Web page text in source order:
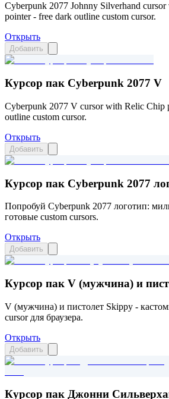
Cyberpunk 2077 Johnny Silverhand
pointer - free dark outline custom cursor.
Открыть
Добавить
Курсор пак Cyberpunk 2077 V
Cyberpunk 2077 V cursor with Relic Chip
outline custom cursor.
Открыть
Добавить
Курсор пак Cyberpunk 2077
Попробуй Cyberpunk 2077 логотип:
готовые custom cursors.
Открыть
Добавить
Курсор пак V (мужчина) и
V (мужчина) и пистолет Skippy -
cursor для браузера.
Открыть
Добавить
Курсор пак Джонни